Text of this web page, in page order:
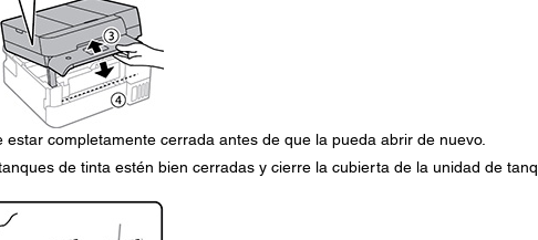
completamente cerrada antes de que la pueda abrir de nuevo.
de tinta estén bien cerradas y cierre la cubierta de la unidad de